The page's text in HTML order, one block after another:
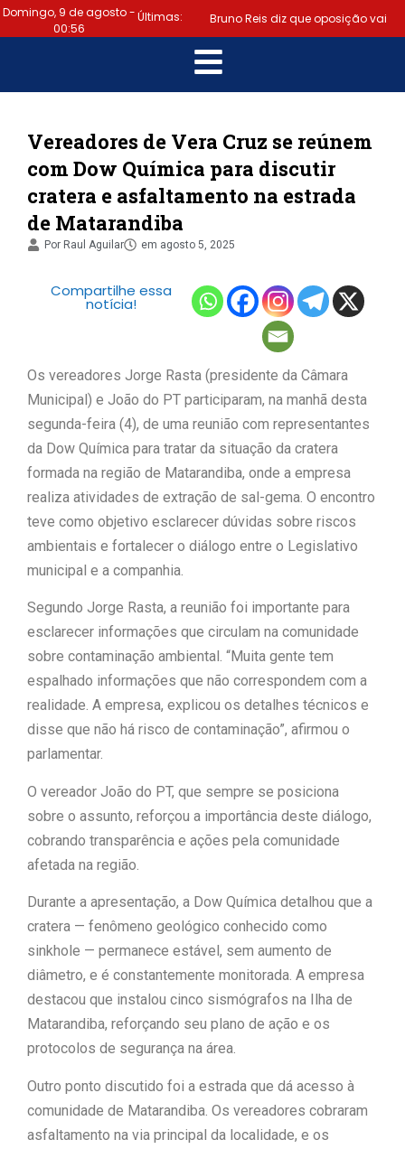
Domingo, 9 de agosto -
00:56
Últimas: Bruno Reis diz que oposição vai
escolher melhor estratégia para
vencer eleição nacional |
Último dia: prazo para regularizar
situação eleitoral e emitir título
termina hoje (6) | Samuel
Júnior luta em prol dos profissionais
de contabilidade | Prefeitura
de Lauro de Freitas disponibiliza
emergência para população
“Tomamos a decisão de
caminhar com Flávio Bolsonaro”, diz
Jesus discorda de Zema sobre fim do
condições para as pessoas
evoluírem” |
Vereadores de Vera Cruz se reúnem
com Dow Química para discutir
cratera e asfaltamento na estrada
de Matarandiba
Por Raul Aguilar em agosto 5, 2025
Compartilhe essa
notícia!
Os vereadores Jorge Rasta (presidente da Câmara
Municipal) e João do PT participaram, na manhã desta
segunda-feira (4), de uma reunião com representantes
da Dow Química para tratar da situação da cratera
formada na região de Matarandiba, onde a empresa
realiza atividades de extração de sal-gema. O encontro
teve como objetivo esclarecer dúvidas sobre riscos
ambientais e fortalecer o diálogo entre o Legislativo
municipal e a companhia.
Segundo Jorge Rasta, a reunião foi importante para
esclarecer informações que circulam na comunidade
sobre contaminação ambiental. “Muita gente tem
espalhado informações que não correspondem com a
realidade. A empresa, explicou os detalhes técnicos e
disse que não há risco de contaminação”, afirmou o
parlamentar.
O vereador João do PT, que sempre se posiciona
sobre o assunto, reforçou a importância deste diálogo,
cobrando transparência e ações pela comunidade
afetada na região.
Durante a apresentação, a Dow Química detalhou que a
cratera — fenômeno geológico conhecido como
sinkhole — permanece estável, sem aumento de
diâmetro, e é constantemente monitorada. A empresa
destacou que instalou cinco sismógrafos na Ilha de
Matarandiba, reforçando seu plano de ação e os
protocolos de segurança na área.
Outro ponto discutido foi a estrada que dá acesso à
comunidade de Matarandiba. Os vereadores cobraram
asfaltamento na via principal da localidade, e os